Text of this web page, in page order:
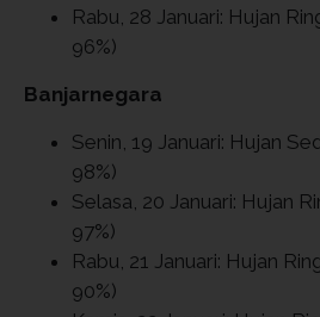
Rabu, 28 Januari: Hujan
96%)
Banjarnegara
Senin, 19 Januari: Hujan
98%)
Selasa, 20 Januari: Hujan
97%)
Rabu, 21 Januari: Hujan
90%)